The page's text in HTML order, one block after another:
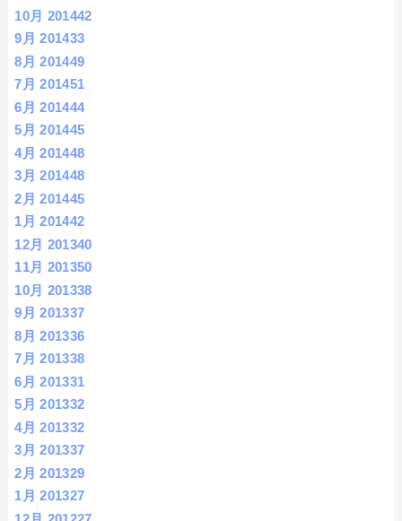
10月 201442
9月 201433
8月 201449
7月 201451
6月 201444
5月 201445
4月 201448
3月 201448
2月 201445
1月 201442
12月 201340
11月 201350
10月 201338
9月 201337
8月 201336
7月 201338
6月 201331
5月 201332
4月 201332
3月 201337
2月 201329
1月 201327